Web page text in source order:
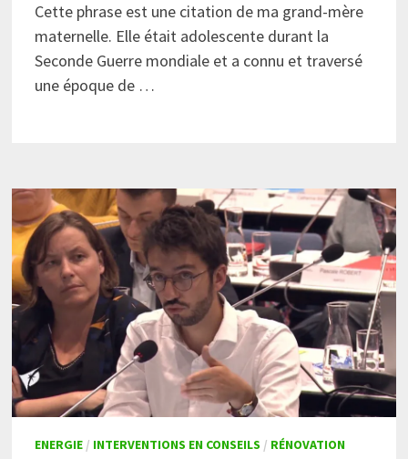
Cette phrase est une citation de ma grand-mère
maternelle. Elle était adolescente durant la
Seconde Guerre mondiale et a connu et traversé
une époque de …
ENERGIE / INTERVENTIONS EN CONSEILS / RÉNOVATION